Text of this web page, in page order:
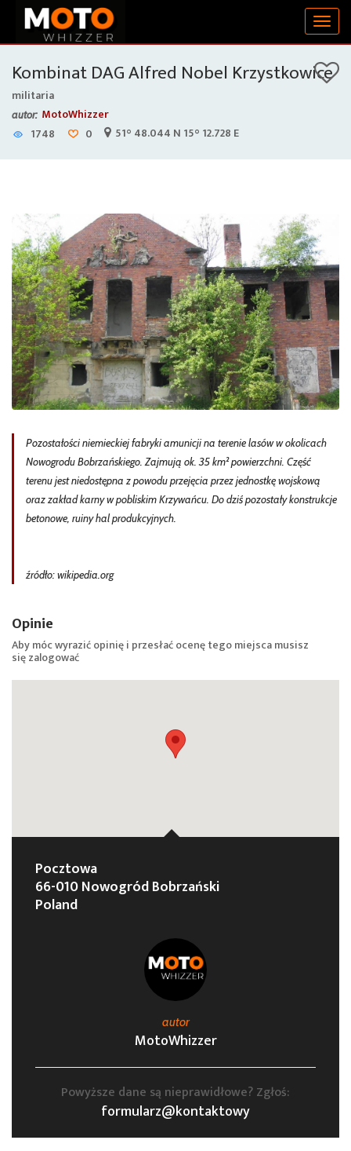
Kombinat DAG Alfred Nobel Krzystkowice
militaria
autor: MotoWhizzer
1748
0 51° 48.044 N 15° 12.728 E
Pozostałości niemieckiej fabryki amunicji na terenie lasów w okolicach
Nowogrodu Bobrzańskiego. Zajmują ok. 35 km² powierzchni. Część
terenu jest niedostępna z powodu przejęcia przez jednostkę wojskową
oraz zakład karny w pobliskim Krzywańcu. Do dziś pozostały konstrukcje
betonowe, ruiny hal produkcyjnych.
źródło: wikipedia.org
Opinie
Aby móc wyrazić opinię i przesłać ocenę tego miejsca musisz
sięzalogować
Pocztowa
66-010 Nowogród Bobrzański
Poland
autor
MotoWhizzer
Powyższe dane są nieprawidłowe? Zgłoś:
formularz@kontaktowy